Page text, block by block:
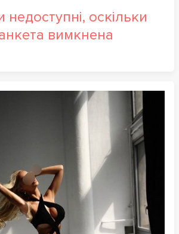
недоступні, оскільки
вимкнена